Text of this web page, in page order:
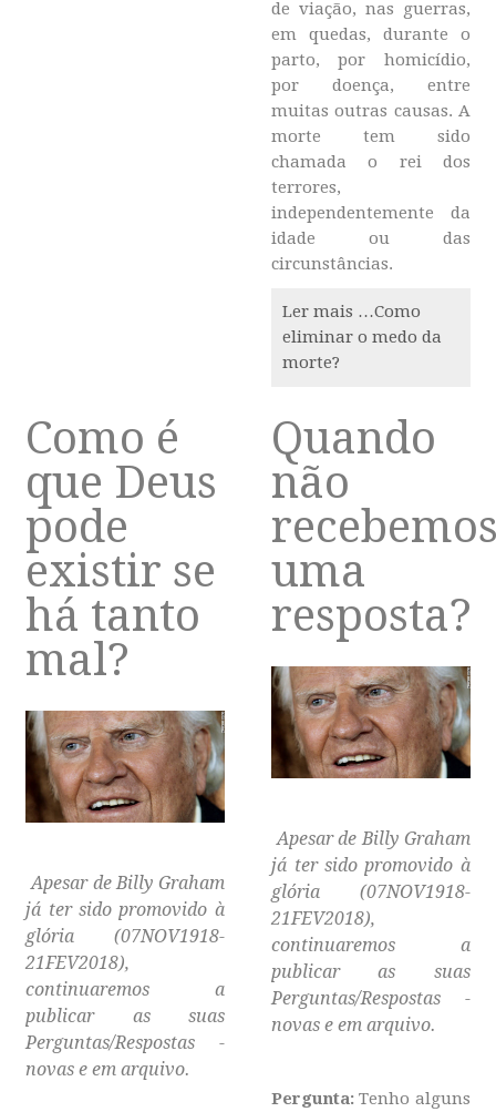
de viação, nas guerras,
em quedas, durante o
parto, por homicídio,
por doença, entre
muitas outras causas. A
morte tem sido
chamada o rei dos
terrores,
independentemente da
idade ou das
circunstâncias.
Ler mais …Como
eliminar o medo da
morte?
Como é
que Deus
pode
existir se
há tanto
mal?
Apesar de Billy Graham
já ter sido promovido à
glória (07NOV1918-
21FEV2018),
continuaremos a
publicar as suas
Perguntas/Respostas -
novas e em arquivo.
Quando
não
uma
resposta?
Apesar de Billy Graham
já ter sido promovido à
glória (07NOV1918-
21FEV2018),
continuaremos a
publicar as suas
Perguntas/Respostas -
novas e em arquivo.
Pergunta:Tenho alguns